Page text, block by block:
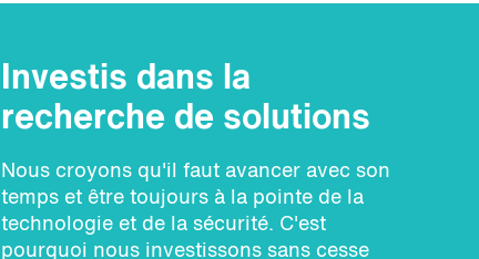
Investis dans la
recherche de solutions
Nous croyons qu'il faut avancer avec son
temps et être toujours à la pointe de la
technologie et de la sécurité. C'est
pourquoi nous investissons sans cesse